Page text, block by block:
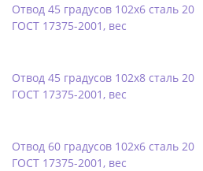
Отвод 45 градусов 102х6 сталь 20
ГОСТ 17375-2001, вес
Отвод 45 градусов 102х8 сталь 20
ГОСТ 17375-2001, вес
Отвод 60 градусов 102х6 сталь 20
ГОСТ 17375-2001, вес